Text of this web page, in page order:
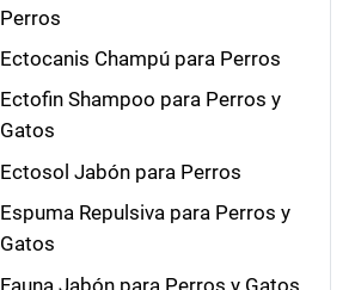
Perros
Ectocanis Champú para Perros
Ectofin Shampoo para Perros y
Gatos
Ectosol Jabón para Perros
Espuma Repulsiva para Perros y
Gatos
Fauna Jabón para Perros y Gatos